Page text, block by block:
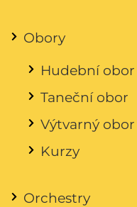
Obory
Hudební obor
Taneční obor
Výtvarný obor
Kurzy
Orchestry